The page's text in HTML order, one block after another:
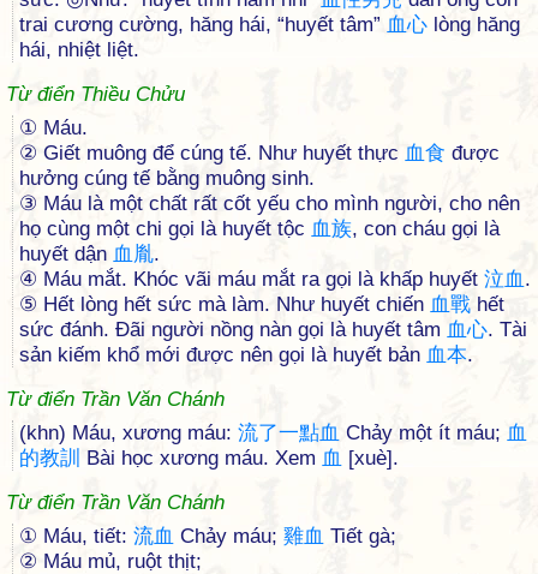
trai cương cường, hăng hái, “huyết tâm” 血心 lòng hăng
hái, nhiệt liệt.
Từ điển Thiều Chửu
① Máu.
② Giết muông để cúng tế. Như huyết thực 血食 được
hưởng cúng tế bằng muông sinh.
③ Máu là một chất rất cốt yếu cho mình người, cho nên
họ cùng một chi gọi là huyết tộc 血族, con cháu gọi là
huyết dận 血 胤.
④ Máu mắt. Khóc vãi máu mắt ra gọi là khấp huyết 泣血 .
⑤ Hết lòng hết sức mà làm. Như huyết chiến 血戰 hết
sức đánh. Ðãi người nồng nàn gọi là huyết tâm 血心. Tài
sản kiếm khổ mới được nên gọi là huyết bản 血本.
Từ điển Trần Văn Chánh
(khn) Máu, xương máu: 流了一點血 Chảy một ít máu; 血
的教訓 Bài học xương máu. Xem 血 [xuè].
Từ điển Trần Văn Chánh
① Máu, tiết: 流血 Chảy máu; 雞血 Tiết gà;
② Máu mủ, ruột thịt;